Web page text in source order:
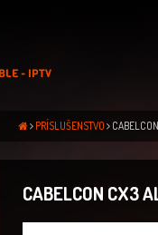
PRÍSLUŠENSTVO
CABELCON CX3